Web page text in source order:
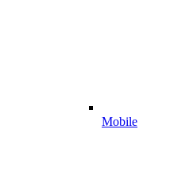
Mobile